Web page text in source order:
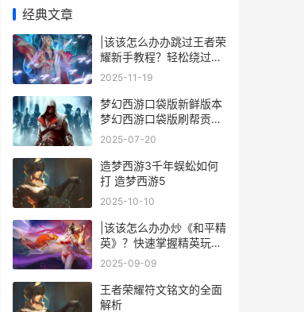
经典文章
|该该怎么办办跳过王者荣
耀新手教程？轻松绕过新
手引导|
2025-11-19
梦幻西游口袋版新鲜版本
梦幻西游口袋版刷帮贡划
算吗
2025-07-20
造梦西游3千年蜈蚣如何
打 造梦西游5
2025-10-10
|该该怎么办办炒《和平精
英》？快速掌握精英玩法
技巧|
2025-09-09
王者荣耀符文铭文的全面
解析